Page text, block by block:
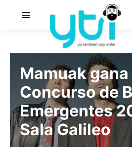
Mamuak gana
Concurso de
Emergentes
Sala Galileo